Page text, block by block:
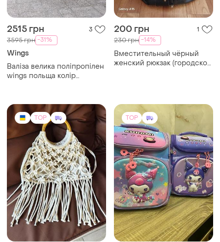
2515 грн 3
3595 грн -31%
Wings
Валіза велика поліпропілен
wings польща колір
200 грн 1
230 грн -14%
Вместительный чёрный
женский рюкзак (городской
TOP TOP